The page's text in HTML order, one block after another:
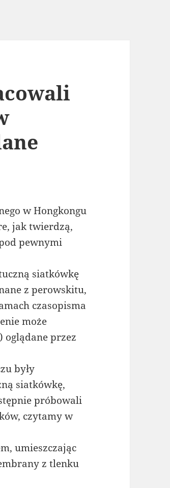
w Hongkongu
jak twierdzą,
pewnymi
siatkówkę
z perowskitu,
czasopisma
może
oglądane przez
były
siatkówkę,
próbowali
czytamy w
umieszczając
z tlenku